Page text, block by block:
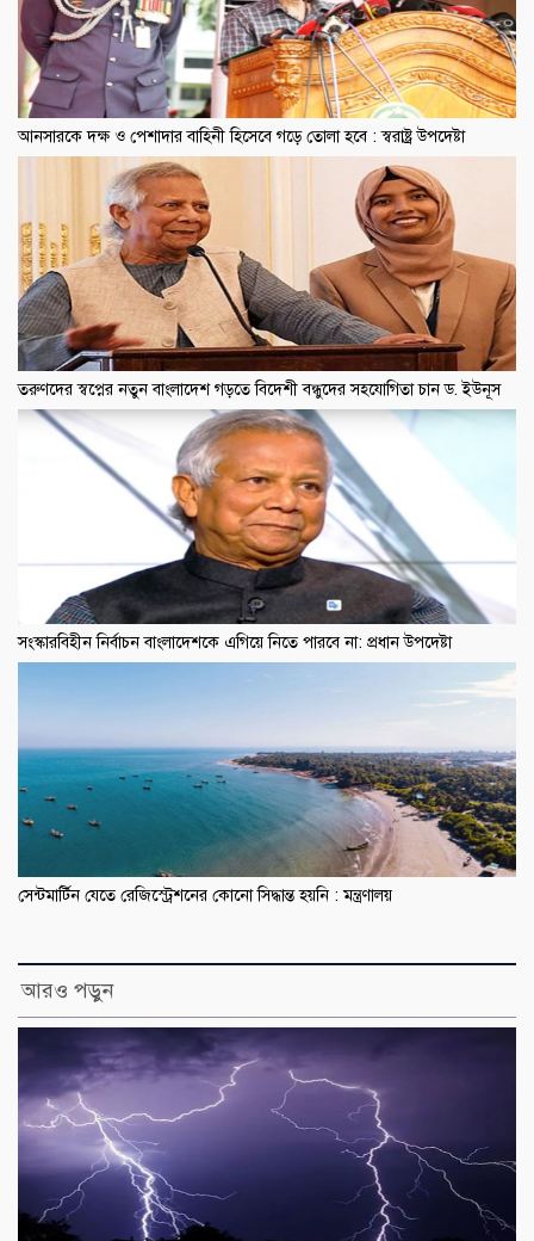
আনসারকে দক্ষ ও পেশাদার বাহিনী হিসেবে গড়ে তোলা হবে : স্বরাষ্ট্র উপদেষ্টা
তরুণদের স্বপ্নের নতুন বাংলাদেশ গড়তে বিদেশী বন্ধুদের সহযোগিতা চান ড. ইউনূস
সংস্কারবিহীন নির্বাচন বাংলাদেশকে এগিয়ে নিতে পারবে না: প্রধান উপদেষ্টা
সেন্টমার্টিন যেতে রেজিস্ট্রেশনের কোনো সিদ্ধান্ত হয়নি : মন্ত্রণালয়
আরও পড়ুন